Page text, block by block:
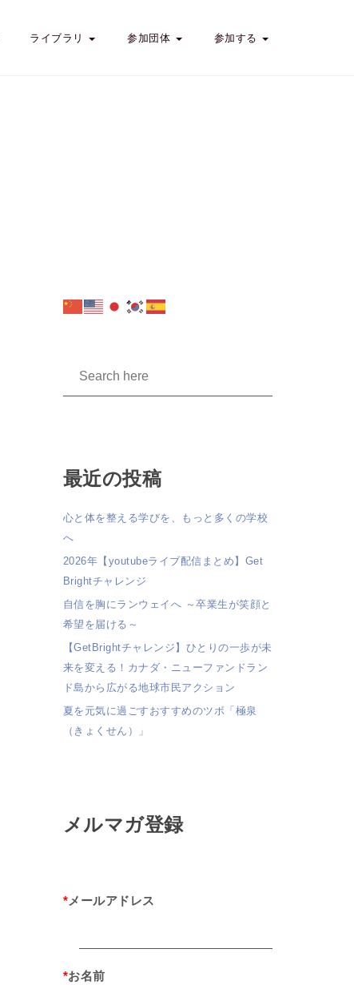
ライブラリ 参加団体 参加する
最近の投稿
心と体を整える学びを、もっと多くの学校
へ
2026年【youtubeライブ配信まとめ】Get
Brightチャレンジ
自信を胸にランウェイへ ～卒業生が笑顔と
希望を届ける～
【GetBrightチャレンジ】ひとりの一歩が未
来を変える！カナダ・ニューファンドラン
ド島から広がる地球市民アクション
夏を元気に過ごすおすすめのツボ「極泉
（きょくせん）」
メルマガ登録
*メールアドレス
*お名前